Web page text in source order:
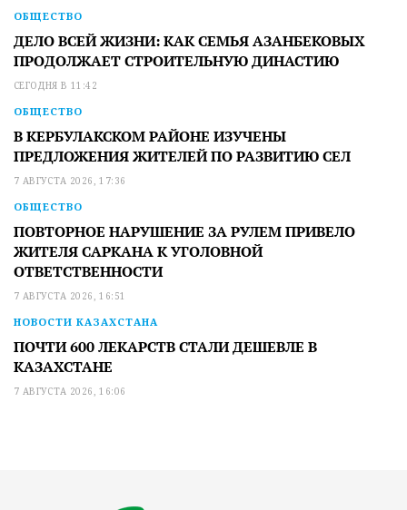
ОБЩЕСТВО
ДЕЛО ВСЕЙ ЖИЗНИ: КАК СЕМЬЯ АЗАНБЕКОВЫХ
ПРОДОЛЖАЕТ СТРОИТЕЛЬНУЮ ДИНАСТИЮ
СЕГОДНЯ В 11:42
ОБЩЕСТВО
В КЕРБУЛАКСКОМ РАЙОНЕ ИЗУЧЕНЫ
ПРЕДЛОЖЕНИЯ ЖИТЕЛЕЙ ПО РАЗВИТИЮ СЕЛ
7 АВГУСТА 2026, 17:36
ОБЩЕСТВО
ПОВТОРНОЕ НАРУШЕНИЕ ЗА РУЛЕМ ПРИВЕЛО
ЖИТЕЛЯ САРКАНА К УГОЛОВНОЙ
ОТВЕТСТВЕННОСТИ
7 АВГУСТА 2026, 16:51
НОВОСТИ КАЗАХСТАНА
ПОЧТИ 600 ЛЕКАРСТВ СТАЛИ ДЕШЕВЛЕ В
КАЗАХСТАНЕ
7 АВГУСТА 2026, 16:06